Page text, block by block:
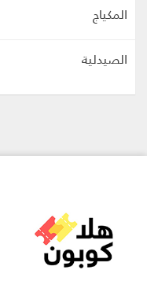
المكياج
الصيدلية